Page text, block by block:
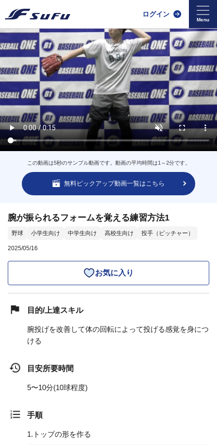
ログイン
この動画は5秒のサンプル動画です。動画の平均時間は1～2分です。
無料ピックアップ動画一覧はこちら
腕が振られるフォームを覚える練習方法1
野球 小学生向け 中学生向け 高校生向け 投手（ピッチャー）
2025/05/16
お気に入り
目的/上達スキル
腕投げを改善して体の回転によって投げる感覚を身につ
ける
目安所要時間
5〜10分(10球程度)
手順
1. トップの形を作る